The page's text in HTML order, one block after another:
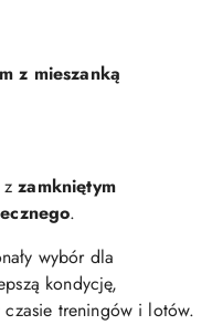
z mieszanką
zzamkniętym
.
wybór dla
kondycję,
treningów i lotów.